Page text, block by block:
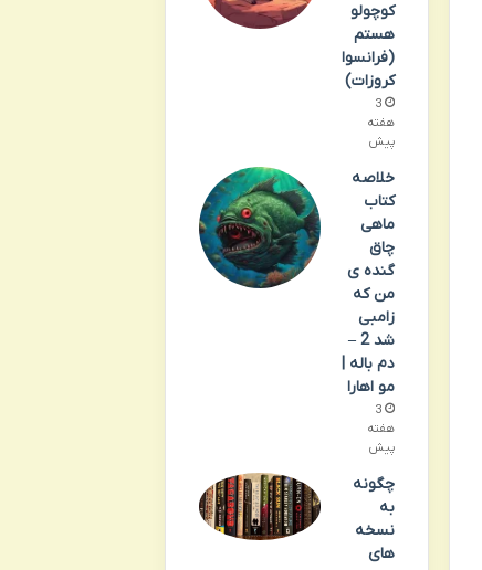
کوچولو
هستم
(فرانسوا
کروزات)
3
هفته
پیش
خلاصه
کتاب
ماهی
چاق
گنده ی
من که
زامبی
شد 2 –
دم باله |
مو اهارا
3
هفته
پیش
چگونه
به
نسخه
های